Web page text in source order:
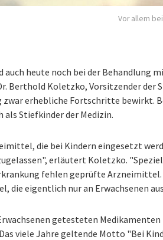
Vor allem
auch heute noch bei der Behandlung
Berthold Koletzko, Vorsitzender der
zwar erhebliche Fortschritte bewirkt.
als Stiefkinder der Medizin.
die bei Kindern eingesetzt
erläutert Koletzko.
fehlen geprüfte Arzneimittel.
die eigentlich nur an Erwachsenen
getesteten
viele Jahre geltende Motto "Bei